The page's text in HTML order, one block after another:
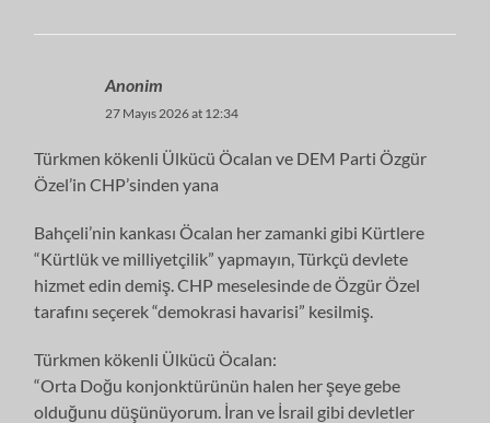
Anonim
27 Mayıs 2026 at 12:34
Türkmen kökenli Ülkücü Öcalan ve DEM Parti Özgür
Özel’in CHP’sinden yana
Bahçeli’nin kankası Öcalan her zamanki gibi Kürtlere
“Kürtlük ve milliyetçilik” yapmayın, Türkçü devlete
hizmet edin demiş. CHP meselesinde de Özgür Özel
tarafını seçerek “demokrasi havarisi” kesilmiş.
Türkmen kökenli Ülkücü Öcalan:
“Orta Doğu konjonktürünün halen her şeye gebe
olduğunu düşünüyorum. İran ve İsrail gibi devletler